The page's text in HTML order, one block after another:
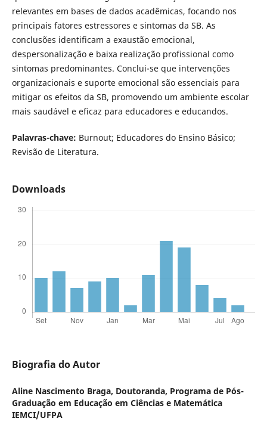
relevantes em bases de dados acadêmicas, focando nos
principais fatores estressores e sintomas da SB. As
conclusões identificam a exaustão emocional,
despersonalização e baixa realização profissional como
sintomas predominantes. Conclui-se que intervenções
organizacionais e suporte emocional são essenciais para
mitigar os efeitos da SB, promovendo um ambiente escolar
mais saudável e eficaz para educadores e educandos.
Palavras-chave: Burnout; Educadores do Ensino Básico;
Revisão de Literatura.
Downloads
Biografia do Autor
Aline Nascimento Braga, Doutoranda, Programa de Pós-
Graduação em Educação em Ciências e Matemática
IEMCI/UFPA